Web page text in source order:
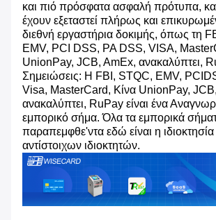
και πιό πρόσφατα ασφαλή πρότυπα, και
έχουν εξεταστεί πλήρως και
διεθνή εργαστήρια δοκιμής, όπως τη
EMV, PCI DSS, PA DSS, VISA,
UnionPay, JCB, AmEx, ανακαλύπτει,
Σημειώσεις: Η FBI, STQC, EMV,
Visa, MasterCard, Κίνα UnionPay,
ανακαλύπτει, RuPay είναι ένα
εμπορικό σήμα. Όλα τα εμπορικά
παραπεμφθε'ντα εδώ είναι η
αντίστοιχων ιδιοκτητών.